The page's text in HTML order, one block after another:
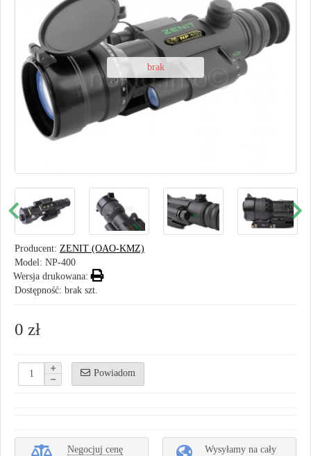
brak
Producent: ZENIT (OAO-KMZ)
Model: NP-400
Wersja drukowana:
Dostępność: brak szt.
0 zł
Powiadom
Negocjuj cenę
Wysyłamy na cały